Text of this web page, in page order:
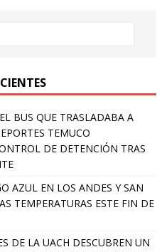
BUS QUE TRASLADABA A
TEMUCO
DE DETENCIÓN TRAS
AZUL EN LOS ANDES Y SAN
TEMPERATURAS ESTE FIN DE
DE LA UACH DESCUBREN UN